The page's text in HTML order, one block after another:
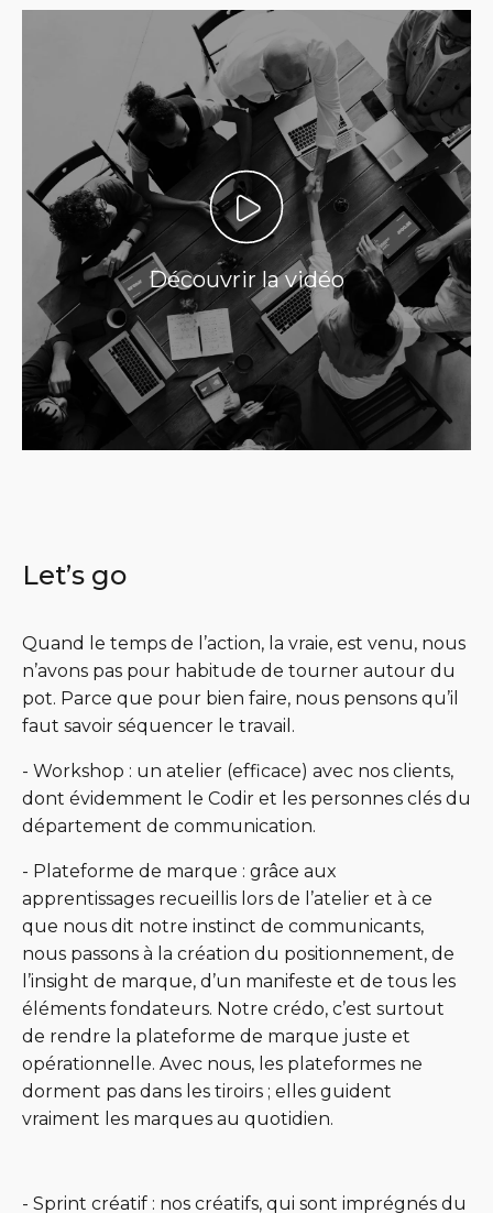
Découvrir la vidéo
Let’s go
Quand le temps de l’action, la vraie, est venu, nous
n’avons pas pour habitude de tourner autour du
pot. Parce que pour bien faire, nous pensons qu’il
faut savoir séquencer le travail.
- Workshop : un atelier (efficace) avec nos clients,
dont évidemment le Codir et les personnes clés du
département de communication.
- Plateforme de marque : grâce aux
apprentissages recueillis lors de l’atelier et à ce
que nous dit notre instinct de communicants,
nous passons à la création du positionnement, de
l’insight de marque, d’un manifeste et de tous les
éléments fondateurs. Notre crédo, c’est surtout
de rendre la plateforme de marque juste et
opérationnelle. Avec nous, les plateformes ne
dorment pas dans les tiroirs ; elles guident
vraiment les marques au quotidien.
- Sprint créatif : nos créatifs, qui sont imprégnés du